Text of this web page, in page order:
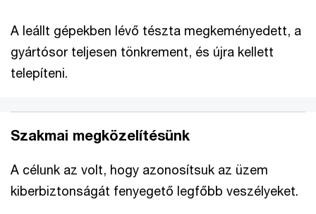
A leállt gépekben lévő tészta megkeményedett, a
gyártósor teljesen tönkrement, és újra kellett
telepíteni.
Szakmai megközelítésünk
A célunk az volt, hogy azonosítsuk az üzem
kiberbiztonságát fenyegető legfőbb veszélyeket.